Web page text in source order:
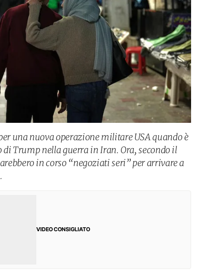
una nuova operazione militare USA quando è
Trump nella guerra in Iran. Ora, secondo il
in corso “negoziati seri” per arrivare a
VIDEO CONSIGLIATO